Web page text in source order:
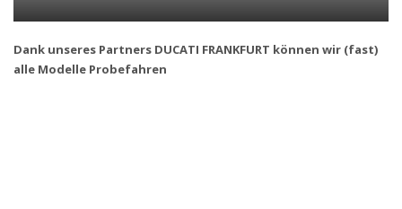
Dank unseres Partners DUCATI FRANKFURT können wir (fast)
alle Modelle Probefahren